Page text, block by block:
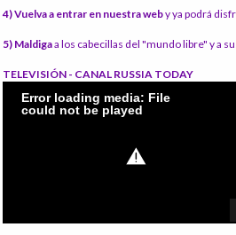
4) Vuelva a entrar en nuestra weby ya podrá
5) Maldigaa los cabecillas del "mundo libre" y a
TELEVISIÓN - CANAL RUSSIA TODAY